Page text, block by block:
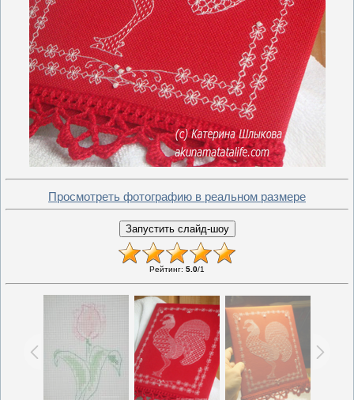
Просмотреть фотографию в реальном размере
Рейтинг: 5.0/1